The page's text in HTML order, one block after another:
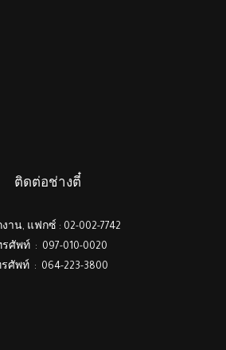
ติดต่อช่างตี๋
าน, แฟกซ์ : 02-002-7742
รศัพท์ : 097-010-0020
รศัพท์ : 064-223-3800